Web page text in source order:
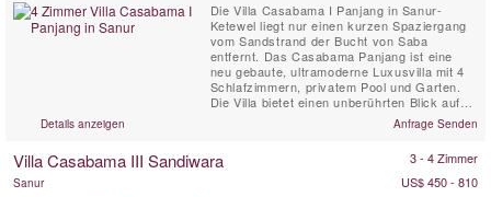
Die Villa Casabama I Panjang in Sanur-
Ketewel liegt nur einen kurzen Spaziergang
vom Sandstrand der Bucht von Saba
entfernt. Das Casabama Panjang ist eine
neu gebaute, ultramoderne Luxusvilla mit 4
Schlafzimmern, privatem Pool und Garten.
Die Villa bietet einen unberührten Blick auf
das nahe gelegene Meer. Die Villa Casabama
I Panjang befindet sich auf dem Gelände der
unabhängigen Luxusvillen mit hauseigenen
Details anzeigen Anfrage Senden
Villa Casabama III Sandiwara 3 - 4 Zimmer
Sanur
US$ 450 - 810